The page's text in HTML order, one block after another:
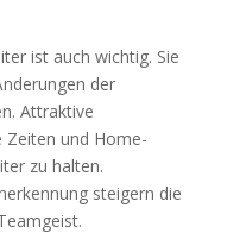
ist auch wichtig. Sie
der
Attraktive
Zeiten und Home-
zu halten.
steigern die